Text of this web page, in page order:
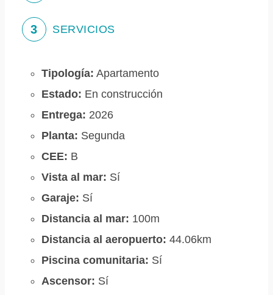
3 SERVICIOS
Tipología: Apartamento
Estado: En construcción
Entrega: 2026
Planta: Segunda
CEE: B
Vista al mar: Sí
Garaje: Sí
Distancia al mar: 100m
Distancia al aeropuerto: 44.06km
Piscina comunitaria: Sí
Ascensor: Sí